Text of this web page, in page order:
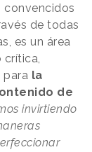
convencidos
de todas
es un área
crítica,
para la
de
invirtiendo